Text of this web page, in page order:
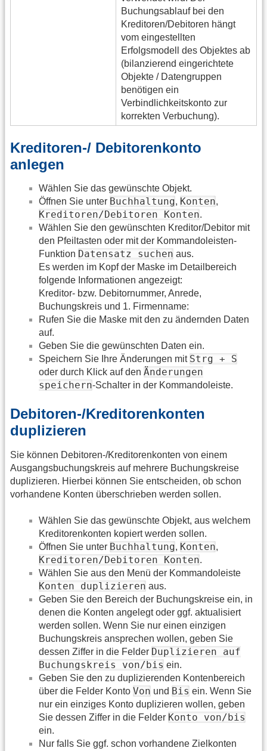
Buchungsablauf bei den
Kreditoren/Debitoren hängt
vom eingestellten
Erfolgsmodell des Objektes ab
(bilanzierend eingerichtete
Objekte / Datengruppen
benötigen ein
Verbindlichkeitskonto zur
korrekten Verbuchung).
Kreditoren-/ Debitorenkonto
anlegen
Wählen Sie das gewünschte Objekt.
Öffnen Sie unter Buchhaltung, Konten,
Kreditoren/Debitoren Konten.
Wählen Sie den gewünschten Kreditor/Debitor mit
den Pfeiltasten oder mit der Kommandoleisten-
Funktion Datensatz suchen aus.
Es werden im Kopf der Maske im Detailbereich
folgende Informationen angezeigt:
Kreditor- bzw. Debitornummer, Anrede,
Buchungskreis und 1. Firmenname:
Rufen Sie die Maske mit den zu ändernden Daten
auf.
Geben Sie die gewünschten Daten ein.
Speichern Sie Ihre Änderungen mit Strg + S
oder durch Klick auf den Änderungen
speichern-Schalter in der Kommandoleiste.
Debitoren-/Kreditorenkonten
duplizieren
Sie können Debitoren-/Kreditorenkonten von einem
Ausgangsbuchungskreis auf mehrere Buchungskreise
duplizieren. Hierbei können Sie entscheiden, ob schon
vorhandene Konten überschrieben werden sollen.
Wählen Sie das gewünschte Objekt, aus welchem
Kreditorenkonten kopiert werden sollen.
Öffnen Sie unter Buchhaltung, Konten,
Kreditoren/Debitoren Konten.
Wählen Sie aus den Menü der Kommandoleiste
Konten duplizieren aus.
Geben Sie den Bereich der Buchungskreise ein, in
denen die Konten angelegt oder ggf. aktualisiert
werden sollen. Wenn Sie nur einen einzigen
Buchungskreis ansprechen wollen, geben Sie
dessen Ziffer in die Felder Duplizieren auf
Buchungskreis von/bis ein.
Geben Sie den zu duplizierenden Kontenbereich
über die Felder Konto Von und Bis ein. Wenn Sie
nur ein einziges Konto duplizieren wollen, geben
Sie dessen Ziffer in die Felder Konto von/bis
ein.
Nur falls Sie ggf. schon vorhandene Zielkonten